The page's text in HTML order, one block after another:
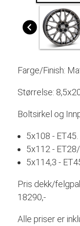
Farge/Finish:
Størrelse:
Boltsirkel og
5x108 - ET45.
5x112 -
5x114,3 -
Pris dekk/
18290,-
Alle priser er